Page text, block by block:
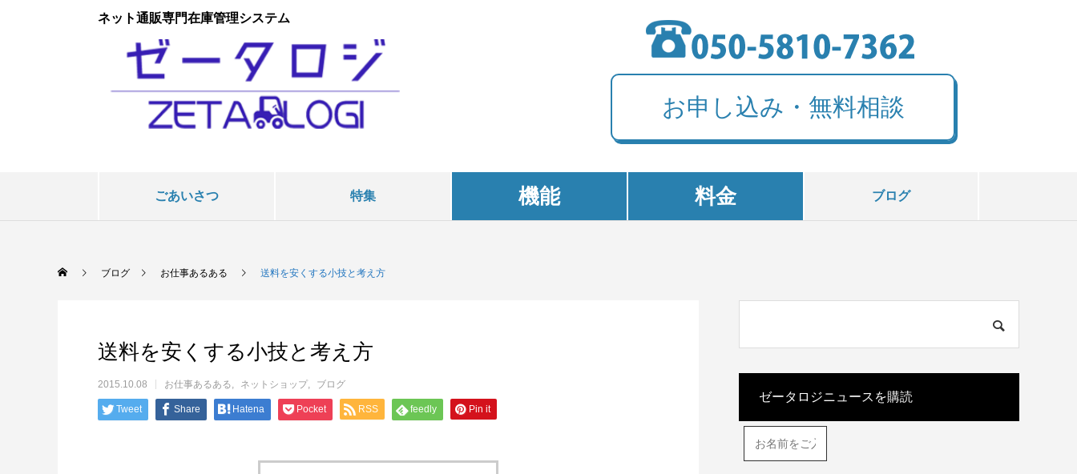
ネット通販専門在庫管理システム
お申し込み・無料相談
ごあいさつ 特集 機能 料金 ブログ
ブログ お仕事あるある 送料を安くする小技と考え方
送料を安くする小技と考え方
2015.10.08 お仕事あるある ネットショップ ブログ
Tweet Share Hatena Pocket RSS feedly Pin it
ゼータロジニュースを購読
前